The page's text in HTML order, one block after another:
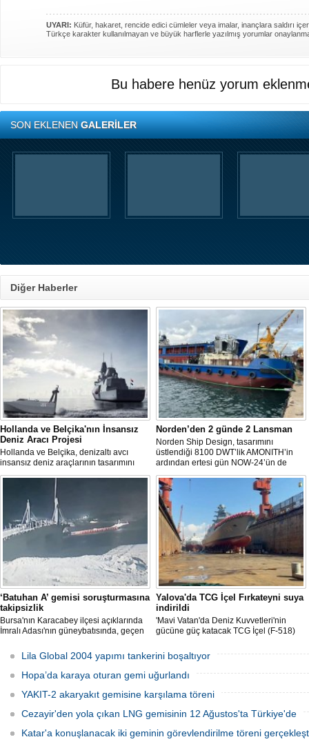
UYARI: Küfür, hakaret, rencide edici cümleler veya imalar, inançlara saldırı
Türkçe karakter kullanılmayan ve büyük harflerle yazılmış yorumlar
Bu habere henüz yorum
SON EKLENENGALERİLER
Diğer Haberler
Hollanda ve Belçika'nın İnsansız
Deniz Aracı Projesi
Hollanda ve Belçika, denizaltı avcı
insansız deniz araçlarının tasarımını
başlattı. Proje, 2 ülkenin deniz
kuvvetlerinin gelecekteki denizaltı karşıtı
yeteneklerini desteklemeyi amaçlıyor.
Norden’den 2 günde 2 Lansman
Norden Ship Design, tasarımını
üstlendiği 8100 DWT’lik AMONITH’in
ardından ertesi gün NOW-24’ün de
denize kavuşmasını kutladı.
‘Batuhan A’ gemisi soruşturmasına
takipsizlik
Bursa'nın Karacabey ilçesi açıklarında
İmralı Adası'nın güneybatısında, geçen
batmasıyla ilgili başlatılan soruşturma,
takipsizlikle sonuçlandı.
Yalova'da TCG İçel Fırkateyni suya
indirildi
'Mavi Vatan'da Deniz Kuvvetleri'nin
gücüne güç katacak TCG İçel (F-518)
düzenlenen törenle suya indirildi.
Lila Global 2004 yapımı tankerini boşaltıyor
Hopa’da karaya oturan gemi uğurlandı
YAKIT-2 akaryakıt gemisine karşılama töreni
Cezayir'den yola çıkan LNG gemisinin 12 Ağustos'ta Türkiye'de
Katar'a konuşlanacak iki geminin görevlendirilme töreni